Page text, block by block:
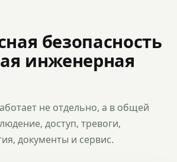
безопасность
инженерная
не отдельно, а в общей
доступ, тревоги,
документы и сервис.